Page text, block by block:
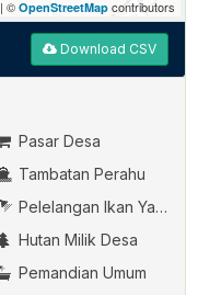
| © OpenStreetMap contributors
Download CSV
Pasar Desa
Tambatan Perahu
Pelelangan Ikan Yang Dikelola Oleh Desa
Hutan Milik Desa
Pemandian Umum